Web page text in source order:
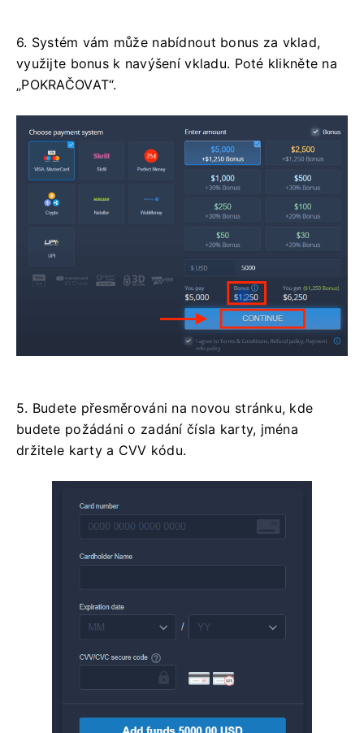
6. Systém vám může nabídnout bonus za vklad,
využijte bonus k navýšení vkladu. Poté klikněte na
„POKRAČOVAT“.
5. Budete přesměrováni na novou stránku, kde
budete požádáni o zadání čísla karty, jména
držitele karty a CVV kódu.